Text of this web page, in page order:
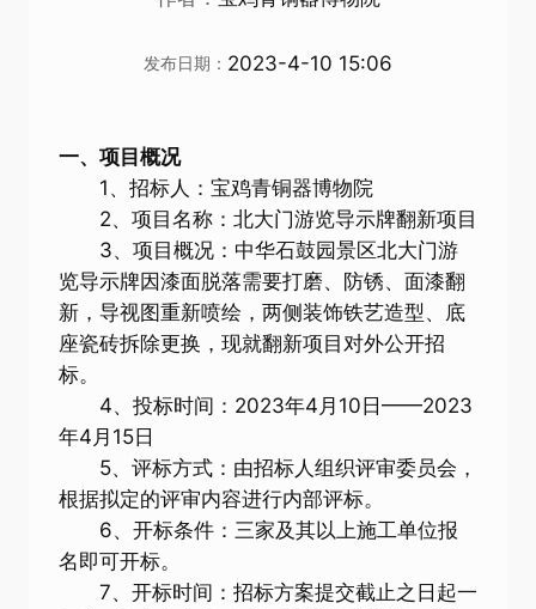
发布日期： 2023-4-10 15:06
一、项目概况
1、招标人：宝鸡青铜器博物院
2、项目名称：北大门游览导示牌翻新项目
3、项目概况：中华石鼓园景区北大门游
览导示牌因漆面脱落需要打磨、防锈、面漆翻
新，导视图重新喷绘，两侧装饰铁艺造型、底
座瓷砖拆除更换，现就翻新项目对外公开招
标。
4、投标时间：2023年4月10日——2023
年4月15日
5、评标方式：由招标人组织评审委员会，
根据拟定的评审内容进行内部评标。
6、开标条件：三家及其以上施工单位报
名即可开标。
7、开标时间：招标方案提交截止之日起一